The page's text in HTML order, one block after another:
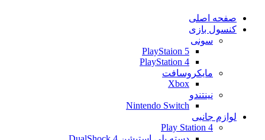
صفحه اصلی
کنسول بازی
سونی
PlayStaion 5
PlayStation 4
مایکروسافت
Xbox
نینتندو
Nintendo Switch
لوازم جانبی
Play Station 4